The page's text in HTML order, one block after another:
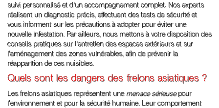
suivi personnalisé et d'un accompagnement complet. Nos experts
réalisent un diagnostic précis, effectuent des tests de sécurité et
vous informent sur les précautions à adopter pour éviter une
nouvelle infestation. Par ailleurs, nous mettons à votre disposition des
conseils pratiques sur l'entretien des espaces extérieurs et sur
l'aménagement des zones vulnérables, afin de prévenir la
réapparition de ces nuisibles.
Quels sont les dangers des frelons asiatiques ?
Les frelons asiatiques représentent une menace sérieusepour
l'environnement et pour la sécurité humaine. Leur comportement